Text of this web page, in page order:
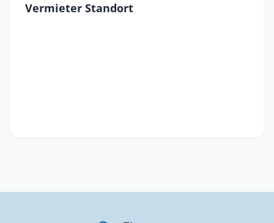
Vermieter Standort